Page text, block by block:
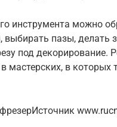
инструмента можно
пазы, делать
под
мастерских, в которых